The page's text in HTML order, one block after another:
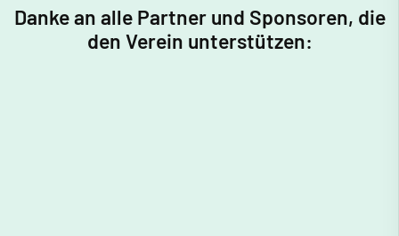
Danke an alle Partner und Sponsoren, die
den Verein unterstützen: